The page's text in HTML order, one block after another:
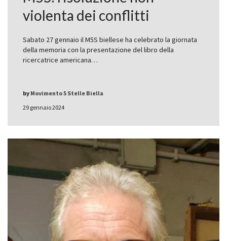
violenta dei conflitti
Sabato 27 gennaio il M5S biellese ha celebrato la giornata
della memoria con la presentazione del libro della
ricercatrice americana…
29 gennaio 2024
by Movimento 5 Stelle Biella